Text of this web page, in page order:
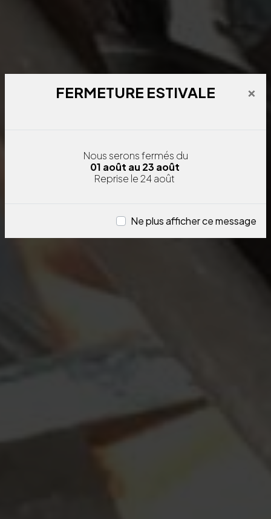
FERMETURE ESTIVALE ×
Nous serons fermés du
01 août au 23 août
Reprise le 24 août
Ne plus afficher ce message